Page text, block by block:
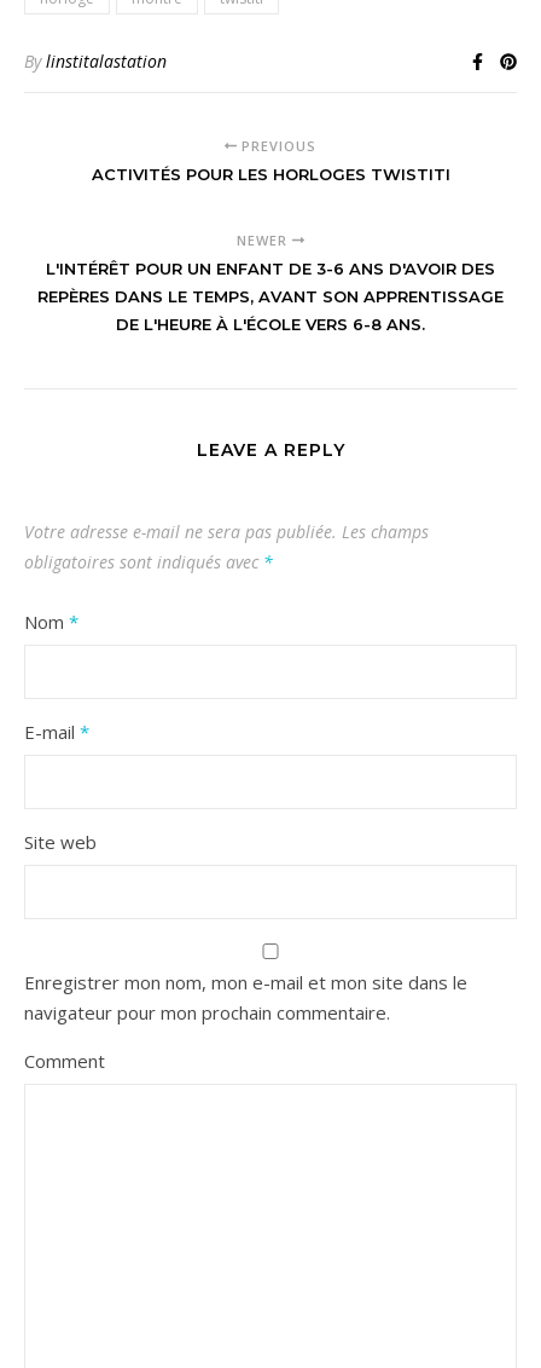
Bylinstitalastation
PREVIOUS
ACTIVITÉS POUR LES HORLOGES TWISTITI
NEWER
L'INTÉRÊT POUR UN ENFANT DE 3-6 ANS D'AVOIR DES
REPÈRES DANS LE TEMPS, AVANT SON APPRENTISSAGE
DE L'HEURE À L'ÉCOLE VERS 6-8 ANS.
LEAVE A REPLY
Votre adresse e-mail ne sera pas publiée. Les champs
obligatoires sont indiqués avec *
Nom *
E-mail *
Site web
Enregistrer mon nom, mon e-mail et mon site dans le
navigateur pour mon prochain commentaire.
Comment